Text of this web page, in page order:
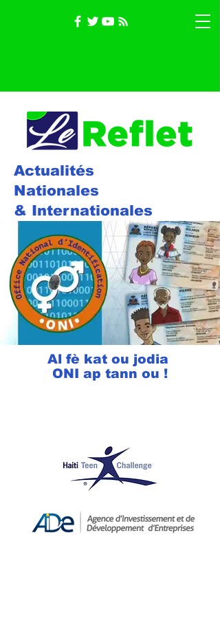
Actualités
Nationales
& Internationales
Al fè kat ou jodia
ONI ap tann ou !